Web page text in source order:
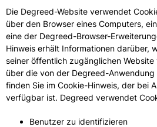
Die Degreed-Website verwendet
über den Browser eines Computers,
eine der Degreed-Browser-
Hinweis erhält Informationen darüber,
seiner öffentlich zugänglichen
über die von der Degreed-
finden Sie im Cookie-Hinweis, der bei
verfügbar ist. Degreed verwendet
Benutzer zu identifizieren